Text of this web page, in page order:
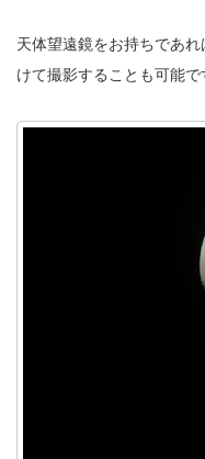
天体望遠鏡をお持ちであ
けて撮影することも可能で